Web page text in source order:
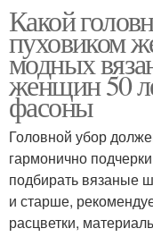
Шапки для
лица
Шапка со
Шапка из ткани
Какой
пуховиком
модных
женщин 50
фасоны
Головной убор
гармонично
подбирать вязаные
и старше,
расцветки,